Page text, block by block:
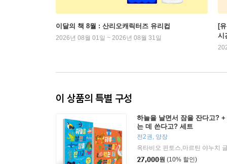
이달의 책 8월 : 산리오캐릭터즈 유리컵
2026년 08월 01일 ~ 2026년 08월 31일
[
시
이 상품의 특별 구성
하늘을 날면서 잠을 잔다고?
는 데 쓴다고? 세트
전2권, 양장
27,000원 (10% 할인)